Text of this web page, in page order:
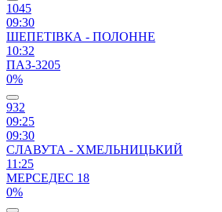
1045
09:30
ШЕПЕТІВКА - ПОЛОННЕ
10:32
ПАЗ-3205
0%
932
09:25
09:30
СЛАВУТА - ХМЕЛЬНИЦЬКИЙ
11:25
МЕРСЕДЕС 18
0%